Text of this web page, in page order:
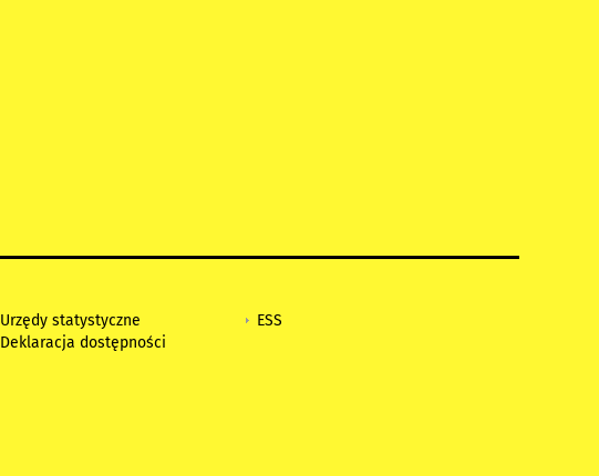
Urzędy statystyczne
Deklaracja dostępności
ESS